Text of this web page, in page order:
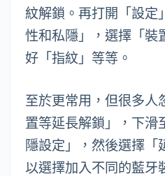
紋解鎖。再打開「設定
性和私隱」，選擇「裝
好「指紋」等等。
至於更常用，但很多人
置等延長解鎖」，下滑
隱設定」，然後選擇「
以選擇加入不同的藍牙